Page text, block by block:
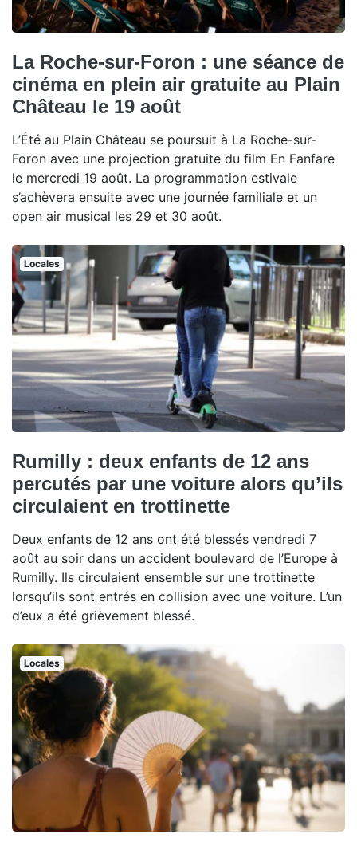
La Roche-sur-Foron : une séance de
cinéma en plein air gratuite au Plain
Château le 19 août
L’Été au Plain Château se poursuit à La Roche-sur-
Foron avec une projection gratuite du film En Fanfare
le mercredi 19 août. La programmation estivale
s’achèvera ensuite avec une journée familiale et un
open air musical les 29 et 30 août.
Locales
Rumilly : deux enfants de 12 ans
percutés par une voiture alors qu’ils
circulaient en trottinette
Deux enfants de 12 ans ont été blessés vendredi 7
août au soir dans un accident boulevard de l’Europe à
Rumilly. Ils circulaient ensemble sur une trottinette
lorsqu’ils sont entrés en collision avec une voiture. L’un
d’eux a été grièvement blessé.
Locales